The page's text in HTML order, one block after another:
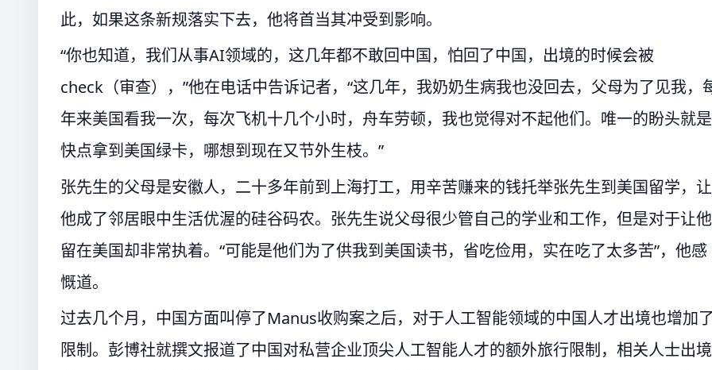
此，如果这条新规落实下去，他将首当其冲受到影响。
“你也知道，我们从事AI领域的，这几年都不敢回中国，怕回了中国，出境的时候会被
check（审查），”他在电话中告诉记者，“这几年，我奶奶生病我也没回去，父母为了见我，
年来美国看我一次，每次飞机十几个小时，舟车劳顿，我也觉得对不起他们。唯一的盼头就是
快点拿到美国绿卡，哪想到现在又节外生枝。”
张先生的父母是安徽人，二十多年前到上海打工，用辛苦赚来的钱托举张先生到美国留学，让
他成了邻居眼中生活优渥的硅谷码农。张先生说父母很少管自己的学业和工作，但是对于让他
留在美国却非常执着。“可能是他们为了供我到美国读书，省吃俭用，实在吃了太多苦”，他感
慨道。
过去几个月，中国方面叫停了Manus收购案之后，对于人工智能领域的中国人才出境也增加
限制。彭博社就撰文报道了中国对私营企业顶尖人工智能人才的额外旅行限制，相关人士出境